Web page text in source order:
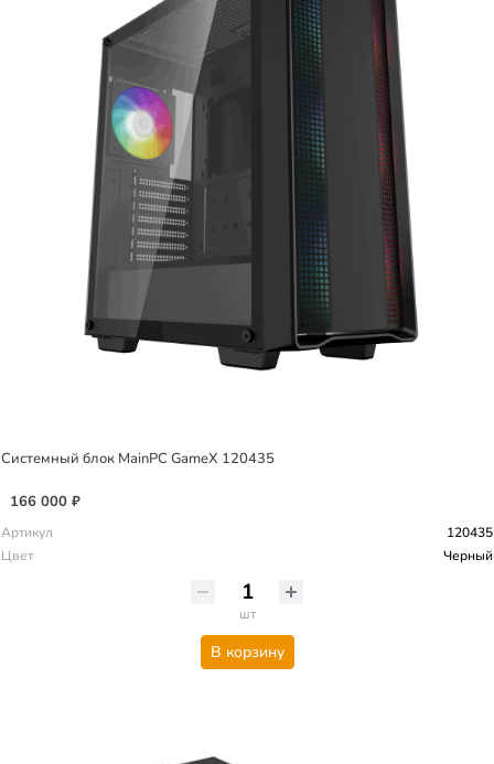
Системный блок MainPC GameX 120435
166 000 ₽
Артикул
120435
Цвет
Черный
шт
В корзину